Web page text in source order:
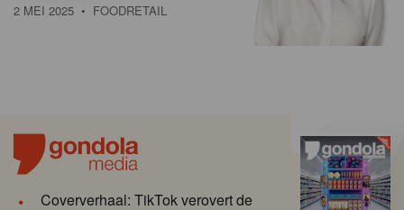
2 MEI 2025 • FOODRETAIL
Coververhaal: TikTok verovert de